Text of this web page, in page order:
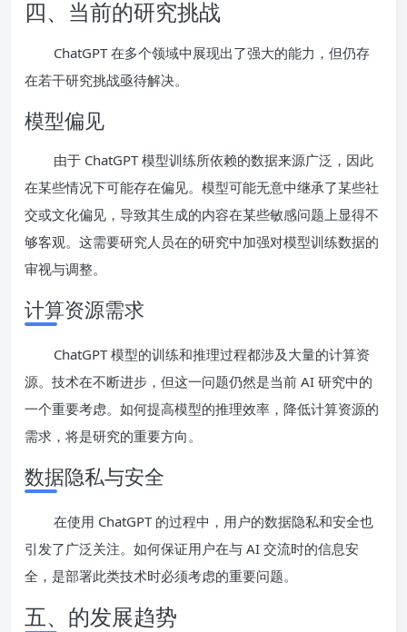
四、当前的研究挑战
ChatGPT 在多个领域中展现出了强大的能力，但仍存
在若干研究挑战亟待解决。
模型偏见
由于 ChatGPT 模型训练所依赖的数据来源广泛，因此
在某些情况下可能存在偏见。模型可能无意中继承了某些社
交或文化偏见，导致其生成的内容在某些敏感问题上显得不
够客观。这需要研究人员在的研究中加强对模型训练数据的
审视与调整。
计算资源需求
ChatGPT 模型的训练和推理过程都涉及大量的计算资
源。技术在不断进步，但这一问题仍然是当前 AI 研究中的
一个重要考虑。如何提高模型的推理效率，降低计算资源的
需求，将是研究的重要方向。
数据隐私与安全
在使用 ChatGPT 的过程中，用户的数据隐私和安全也
引发了广泛关注。如何保证用户在与 AI 交流时的信息安
全，是部署此类技术时必须考虑的重要问题。
五、的发展趋势